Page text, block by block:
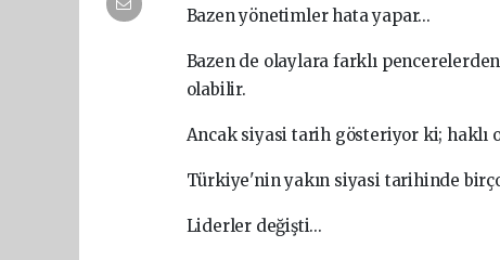
Bazen yönetimler hata yapar...
Bazen de olaylara farklı
olabilir.
Ancak siyasi tarih gösteriyor ki; haklı
Türkiye'nin yakın siyasi tarihinde
Liderler değişti...